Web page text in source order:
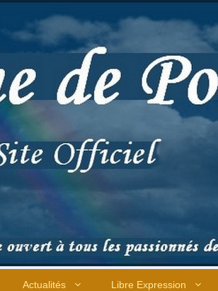
Actualités Libre Expression